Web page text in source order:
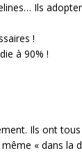
Ils
!
à 90% !
Ils ont tous
« dans la